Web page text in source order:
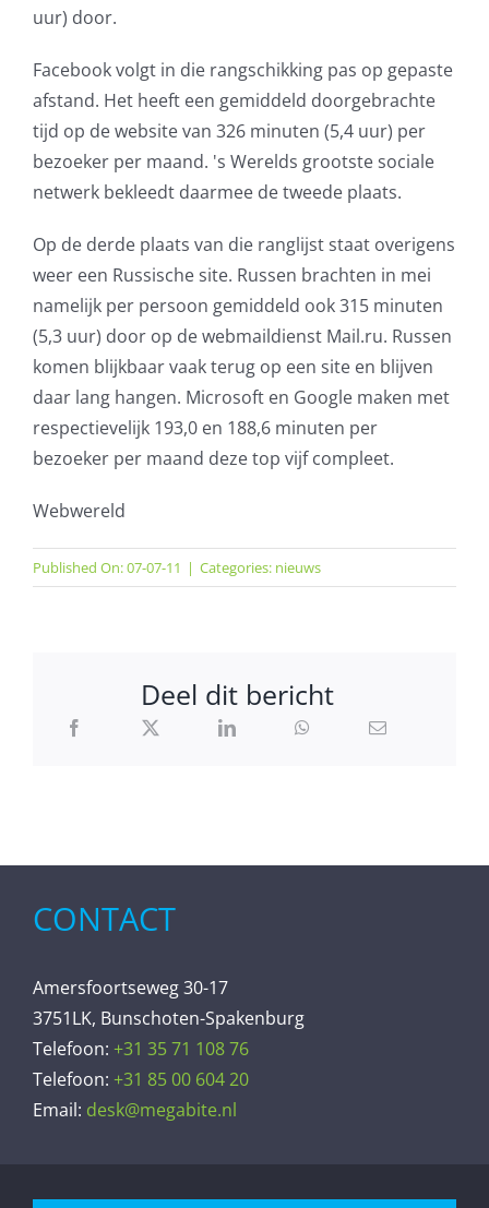
uur) door.
Facebook volgt in die rangschikking pas op gepaste
afstand. Het heeft een gemiddeld doorgebrachte
tijd op de website van 326 minuten (5,4 uur) per
bezoeker per maand. 's Werelds grootste sociale
netwerk bekleedt daarmee de tweede plaats.
Op de derde plaats van die ranglijst staat overigens
weer een Russische site. Russen brachten in mei
namelijk per persoon gemiddeld ook 315 minuten
(5,3 uur) door op de webmaildienst Mail.ru. Russen
komen blijkbaar vaak terug op een site en blijven
daar lang hangen. Microsoft en Google maken met
respectievelijk 193,0 en 188,6 minuten per
bezoeker per maand deze top vijf compleet.
Webwereld
Published On: 07-07-11 | Categories: nieuws
Deel dit bericht
CONTACT
Amersfoortseweg 30-17
3751LK, Bunschoten-Spakenburg
Telefoon: +31 35 71 108 76
Telefoon: +31 85 00 604 20
Email: desk@megabite.nl